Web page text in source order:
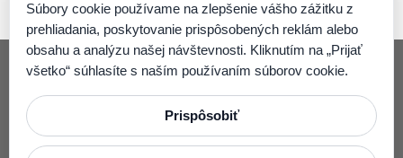
Zenit SK, s.r.o.
Nová 831/78, 972 41 Koš
Súbory cookie používame na zlepšenie vášho zážitku z
prehliadania, poskytovanie prispôsobených reklám alebo
obsahu a analýzu našej návštevnosti. Kliknutím na „Prijať
všetko“ súhlasíte s naším používaním súborov cookie.
Prispôsobiť